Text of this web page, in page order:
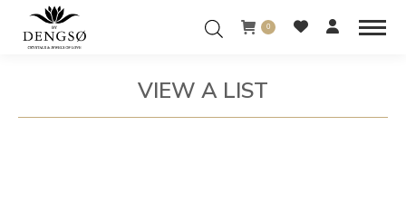
0
VIEW A LIST
You are here: